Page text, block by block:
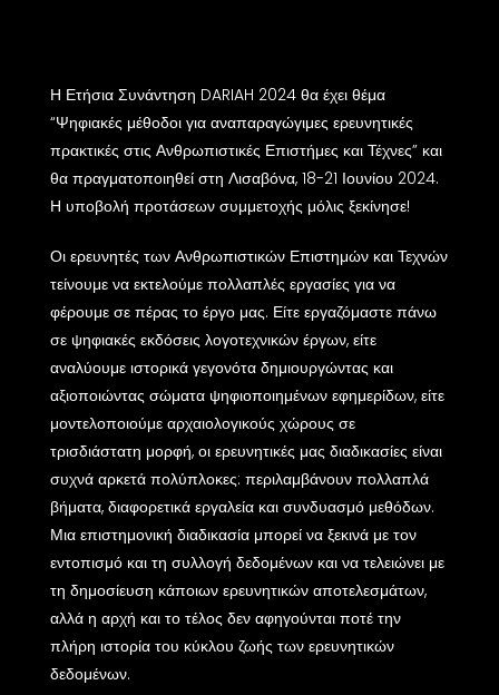
Η Ετήσια Συνάντηση DARIAH 2024 θα έχει θέμα
“Ψηφιακές μέθοδοι για αναπαραγώγιμες ερευνητικές
πρακτικές στις Ανθρωπιστικές Επιστήμες και Τέχνες” και
θα πραγματοποιηθεί στη Λισαβόνα, 18-21 Ιουνίου 2024.
Η υποβολή προτάσεων συμμετοχής μόλις ξεκίνησε!
Οι ερευνητές των Ανθρωπιστικών Επιστημών και Τεχνών
τείνουμε να εκτελούμε πολλαπλές εργασίες για να
φέρουμε σε πέρας το έργο μας. Είτε εργαζόμαστε πάνω
σε ψηφιακές εκδόσεις λογοτεχνικών έργων, είτε
αναλύουμε ιστορικά γεγονότα δημιουργώντας και
αξιοποιώντας σώματα ψηφιοποιημένων εφημερίδων, είτε
μοντελοποιούμε αρχαιολογικούς χώρους σε
τρισδιάστατη μορφή, οι ερευνητικές μας διαδικασίες είναι
συχνά αρκετά πολύπλοκες: περιλαμβάνουν πολλαπλά
βήματα, διαφορετικά εργαλεία και συνδυασμό μεθόδων.
Μια επιστημονική διαδικασία μπορεί να ξεκινά με τον
εντοπισμό και τη συλλογή δεδομένων και να τελειώνει με
τη δημοσίευση κάποιων ερευνητικών αποτελεσμάτων,
αλλά η αρχή και το τέλος δεν αφηγούνται ποτέ την
πλήρη ιστορία του κύκλου ζωής των ερευνητικών
δεδομένων.